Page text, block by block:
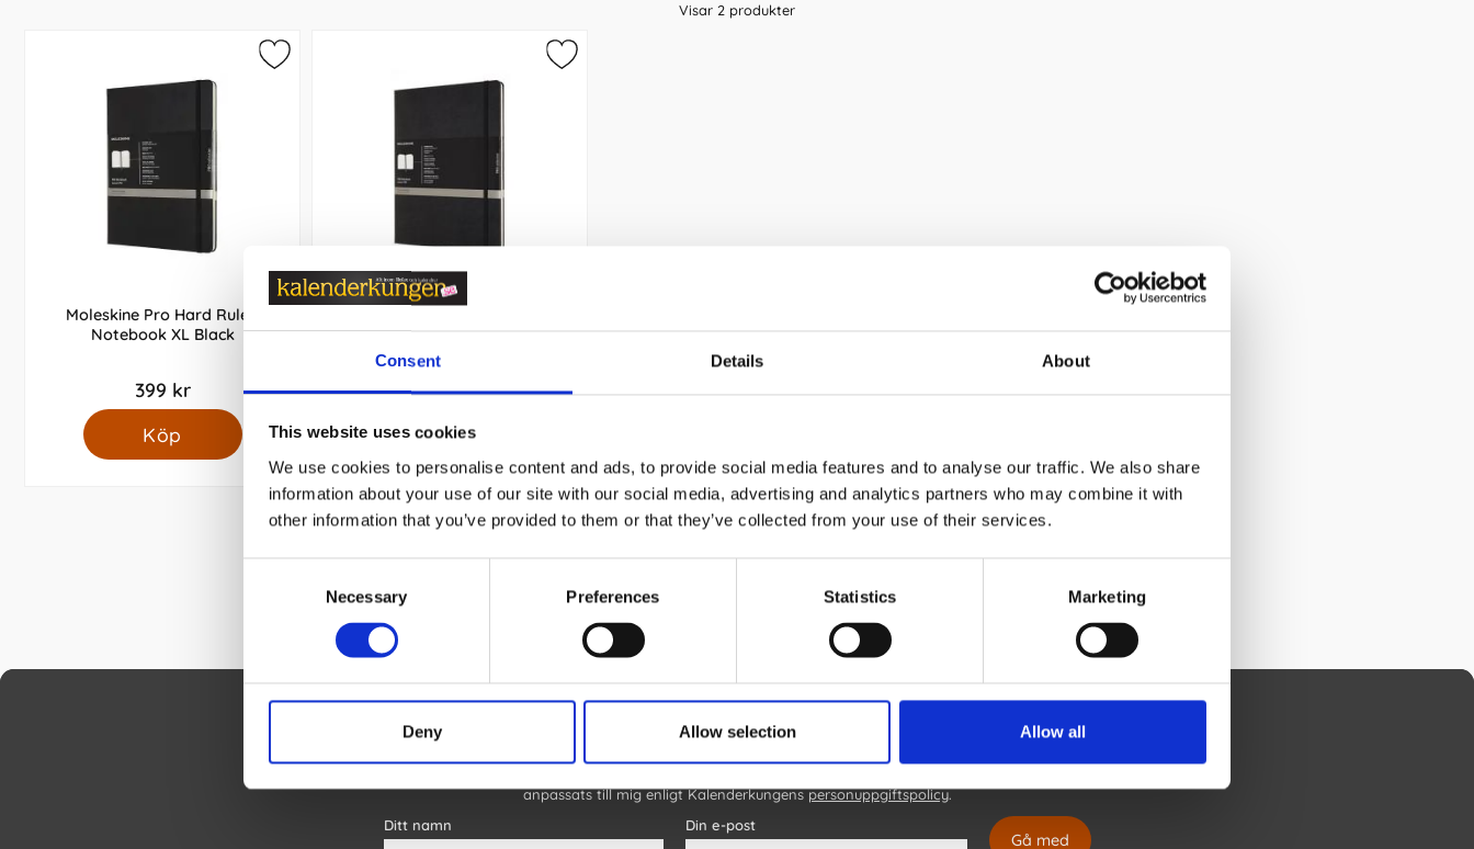
Consent Details About
This website uses cookies
We use cookies to personalise content and ads, to provide social media features and to analyse our traffic. We also share
information about your use of our site with our social media, advertising and analytics partners who may combine it with
other information that you’ve provided to them or that they’ve collected from your use of their services.
Necessary Preferences Statistics Marketing
Deny Allow selection Allow all
Visar 2 produkter
Moleskine Pro Hard Ruled
Notebook XL Black
399 kr
Köp
Notebook XXL Black
329 kr
Köp
anpassats till mig enligt Kalenderkungenspersonuppgiftspolicy.
Ditt namn
Din e-post